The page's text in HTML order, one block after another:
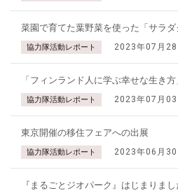
菜園で育てた葉野菜を使った「サラダ
協力隊活動レポート 2023年07月28
「フィンランド人に学ぶ幸せな生き
協力隊活動レポート 2023年07月03
東京開催の移住フェアへの出展
協力隊活動レポート 2023年06月30
『まるごとジオパーク』はじまりまし